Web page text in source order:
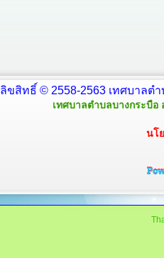
ลิขสิทธิ์ © 2558-2563 เทศบาลต
เทศบาลตำบลบางกระบือ
นโ